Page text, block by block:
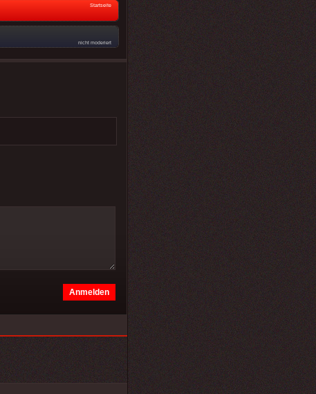
Startseite
nicht moderiert